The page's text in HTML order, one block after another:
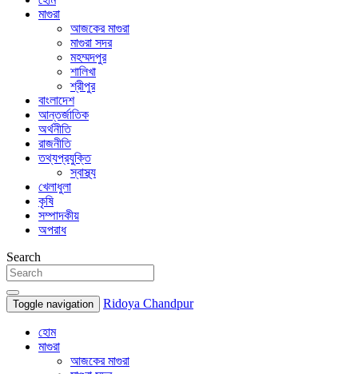
মাগুরা
আজকের মাগুরা
মাগুরা সদর
মহম্মদপুর
শালিখা
শ্রীপুর
বাংলাদেশ
আন্তর্জাতিক
অর্থনীতি
রাজনীতি
তথ্যপ্রযুক্তি
স্বাস্থ্য
খেলাধুলা
কৃষি
সম্পাদকীয়
অপরাধ
Search
Toggle navigation Ridoya Chandpur
হোম
মাগুরা
আজকের মাগুরা